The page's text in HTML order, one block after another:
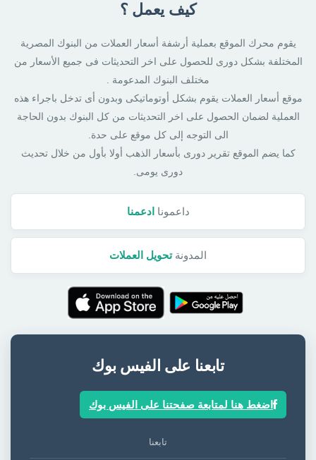
كيف يعمل ؟
يقوم محرك الموقع بعملية أرشفة أسعار العملات من البنوك المصرية
المختلفة بشكل دورى للحصول على اخر التحديثات فى جميع الأسعار من
مختلف البنوك المدعومة .
موقع أسعار العملات يقوم بشكل أوتوماتيكى وبدون أى تدخل باجراء هذه
العملية لضمان الحصول على اخر التحديثات من كل البنوك بدون الحاجة
الى التوجه إلى كل موقع على حدة.
كما يضم الموقع تقرير دورى بأسعار الذهب أولا بأول من خلال تحديث
دورى يومى.
داعمونا ادعمنا
المدونةتحويل العملات
تابعنا على الفيس بوك
اضغط هنا لمتابعة صفحتنا على الفيس بوك
تابعنا